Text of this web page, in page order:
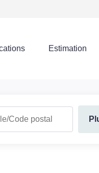
Estimation